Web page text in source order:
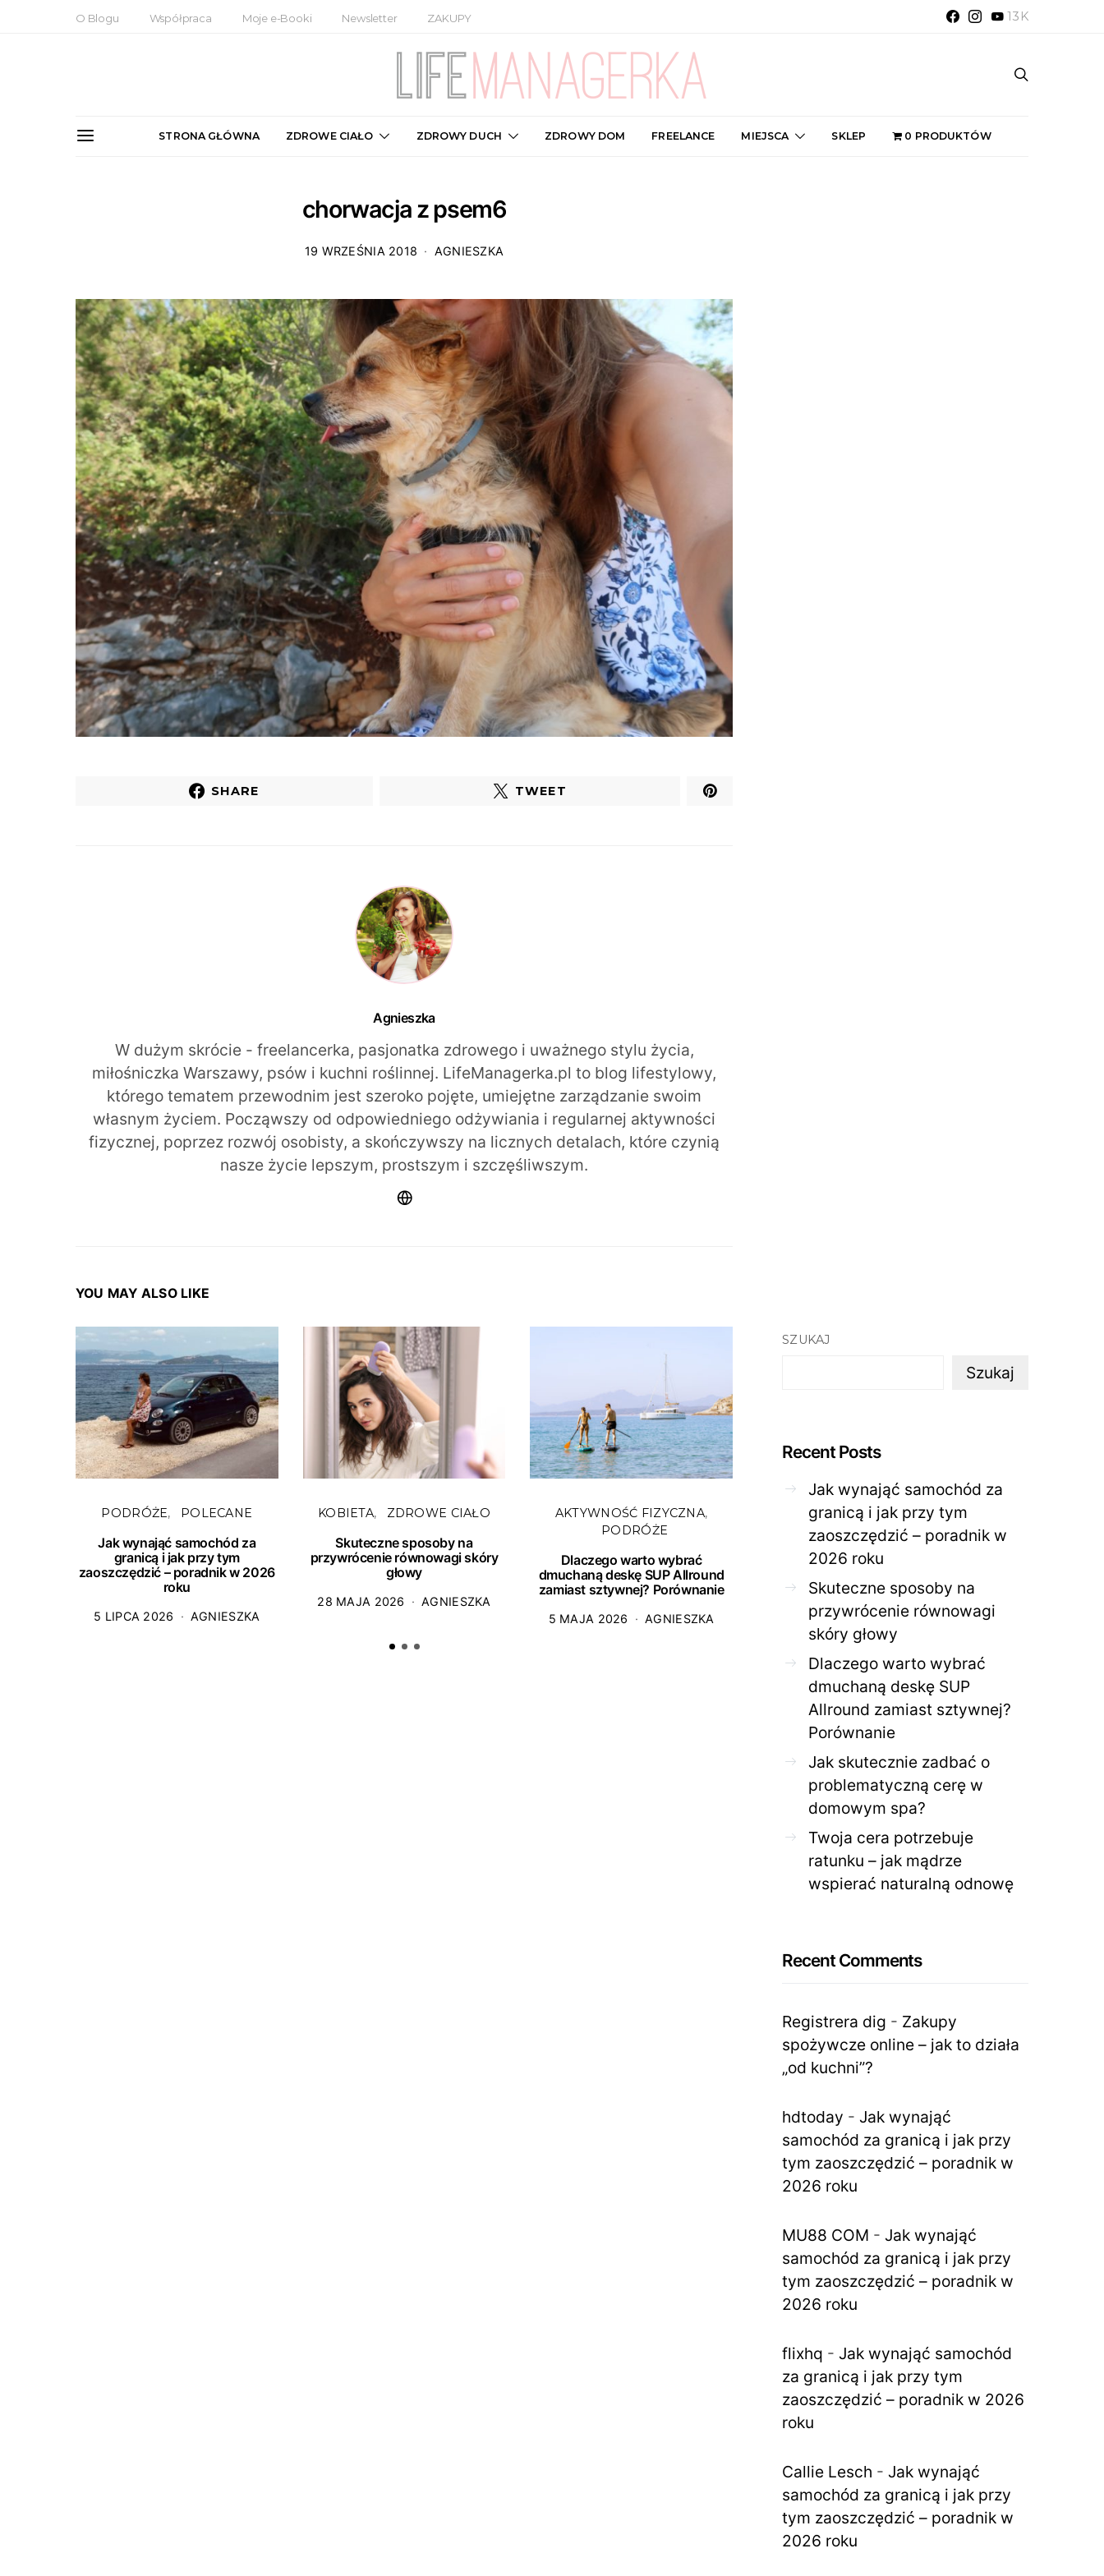
O Blogu Współpraca Moje e-Booki Newsletter ZAKUPY 13K
STRONA GŁÓWNA ZDROWE CIAŁO ZDROWY DUCH ZDROWY DOM FREELANCE MIEJSCA SKLEP 0 PRODUKTÓW
chorwacja z psem6
19 WRZEŚNIA 2018 AGNIESZKA
SHARE TWEET
Agnieszka
W dużym skrócie - freelancerka, pasjonatka zdrowego i uważnego stylu życia,
miłośniczka Warszawy, psów i kuchni roślinnej. LifeManagerka.pl to blog lifestylowy,
którego tematem przewodnim jest szeroko pojęte, umiejętne zarządzanie swoim
własnym życiem. Począwszy od odpowiedniego odżywiania i regularnej aktywności
fizycznej, poprzez rozwój osobisty, a skończywszy na licznych detalach, które czynią
nasze życie lepszym, prostszym i szczęśliwszym.
YOU MAY ALSO LIKE
PODRÓŻE POLECANE
Jak wynająć samochód za
granicą i jak przy tym
zaoszczędzić – poradnik w 2026
roku
5 LIPCA 2026 AGNIESZKA
KOBIETA ZDROWE CIAŁO
Skuteczne sposoby na
przywrócenie równowagi skóry
głowy
28 MAJA 2026 AGNIESZKA
AKTYWNOŚĆ FIZYCZNA
PODRÓŻE
Dlaczego warto wybrać
dmuchaną deskę SUP Allround
zamiast sztywnej? Porównanie
5 MAJA 2026 AGNIESZKA
ZDROWE CIAŁO
Jak skutecznie zadbać o
problematyczną cerę w
28 KWIETNIA 2026 AGNIESZKA
Twoja cera
27 KWIETNIA 2026
SZUKAJ
Szukaj
Recent Posts
Jak wynająć samochód za
granicą i jak przy tym
zaoszczędzić – poradnik w
2026 roku
Skuteczne sposoby na
przywrócenie równowagi
skóry głowy
Dlaczego warto wybrać
dmuchaną deskę SUP
Allround zamiast sztywnej?
Porównanie
Jak skutecznie zadbać o
problematyczną cerę w
domowym spa?
Twoja cera potrzebuje
ratunku – jak mądrze
wspierać naturalną odnowę
Recent Comments
Registrera dig - Zakupy
spożywcze online – jak to działa
„od kuchni”?
hdtoday - Jak wynająć
samochód za granicą i jak przy
tym zaoszczędzić – poradnik w
2026 roku
MU88 COM - Jak wynająć
samochód za granicą i jak przy
tym zaoszczędzić – poradnik w
2026 roku
flixhq - Jak wynająć samochód
za granicą i jak przy tym
zaoszczędzić – poradnik w 2026
roku
Callie Lesch - Jak wynająć
samochód za granicą i jak przy
tym zaoszczędzić – poradnik w
2026 roku